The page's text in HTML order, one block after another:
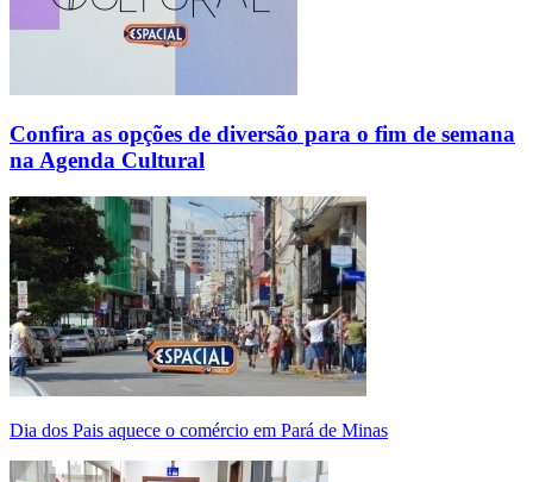
Confira as opções de diversão para o fim de semana
na Agenda Cultural
Dia dos Pais aquece o comércio em Pará de Minas